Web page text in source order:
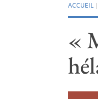
ACCUEIL |
«